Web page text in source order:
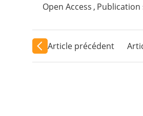
Open Access ,
Article précédent